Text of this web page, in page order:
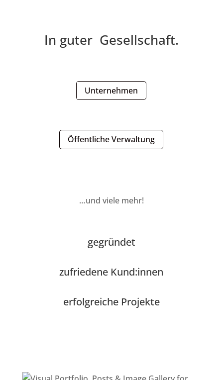
In guter Gesellschaft.
Unternehmen
Öffentliche Verwaltung
…und viele mehr!
gegründet
zufriedene Kund:innen
erfolgreiche Projekte